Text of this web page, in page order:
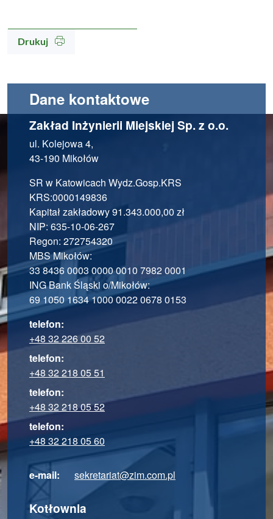
Drukuj
Dane kontaktowe
Zakład Inżynierii Miejskiej Sp. z o.o.
ul. Kolejowa 4,
43-190 Mikołów
SR w Katowicach Wydz.Gosp.KRS
KRS:0000149836
Kapitał zakładowy 91.343.000,00 zł
NIP: 635-10-06-267
Regon: 272754320
MBS Mikołów:
33 8436 0003 0000 0010 7982 0001
ING Bank Śląski o/Mikołów:
69 1050 1634 1000 0022 0678 0153
telefon:
+48 32 226 00 52
telefon:
+48 32 218 05 51
telefon:
+48 32 218 05 52
telefon:
+48 32 218 05 60
e-mail: sekretariat@zim.com.pl
Kotłownia